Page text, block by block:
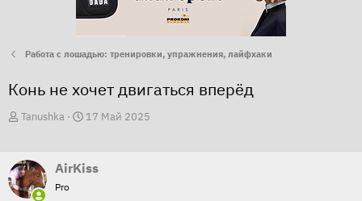
Работа с лошадью: тренировки, упражнения, лайфхаки
Конь не хочет двигаться вперёд
А
о
р
Tanushka
Д
а
17 Май 2025
AirKiss
Pro